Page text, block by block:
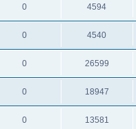
0 4594
0 4540
0 26599
0 18947
0 13581